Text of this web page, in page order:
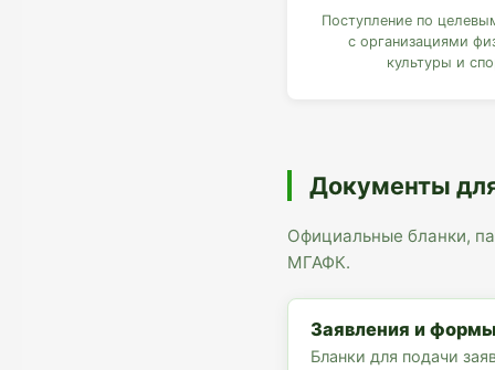
Поступление по
с организациями
культуры и
Документы
Официальные бланки,
МГАФК.
Заявления и
Бланки для подачи